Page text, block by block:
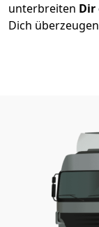
unterbreiten Dir
Dich